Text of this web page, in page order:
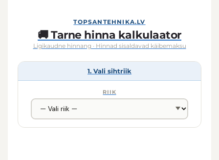
TOPSANTEHNIKA.LV
🚚 Tarne hinna kalkulaator
Ligikaudne hinnang · Hinnad sisaldavad käibemaksu
1. Vali sihtriik
RIIK